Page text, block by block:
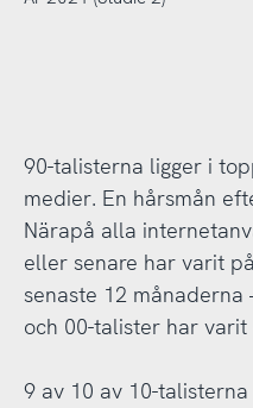
90-talisterna ligger i
medier. En hårsmån
Närapå alla
eller senare har varit
senaste 12 månaderna
och 00-talister har varit
9 av 10 av 10-